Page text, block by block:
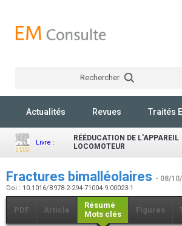
Rechercher
Actualités Revues Traités
Livre :
RÉÉDUCATION DE L'APPAREIL
LOCOMOTEUR
Fractures bimalléolaires - 08/10/
Doi : 10.1016/B978-2-294-71004-9.00023-1
PDF Article
Résumé
Mots clés
Figures